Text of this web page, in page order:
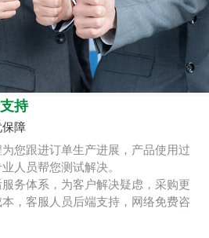
持
障
您跟进订单生产进展，产品使用过
人员帮您测试解决。
务体系，为客户解决疑虑，采购更
，客服人员后端支持，网络免费咨